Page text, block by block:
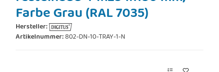
Farbe Grau (RAL 7035)
Hersteller:
Artikelnummer:802-DN-10-TRAY-1-N